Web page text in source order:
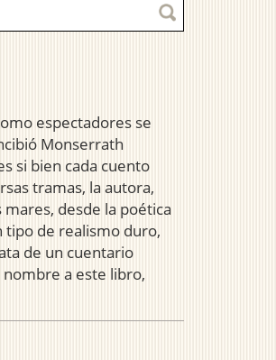
espectadores se
Monserrath
si bien cada cuento
tramas, la autora,
desde la poética
de realismo duro,
de un cuentario
a este libro,